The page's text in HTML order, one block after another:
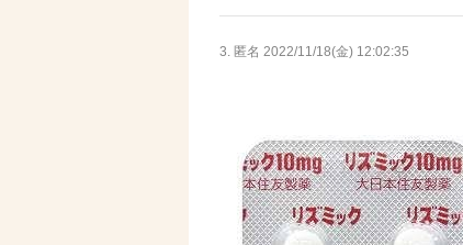
3. 匿名 2022/11/18(金) 12:02:35